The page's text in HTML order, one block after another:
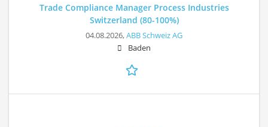
Trade Compliance Manager Process Industries
Switzerland (80-100%)
04.08.2026,ABB Schweiz AG
Baden